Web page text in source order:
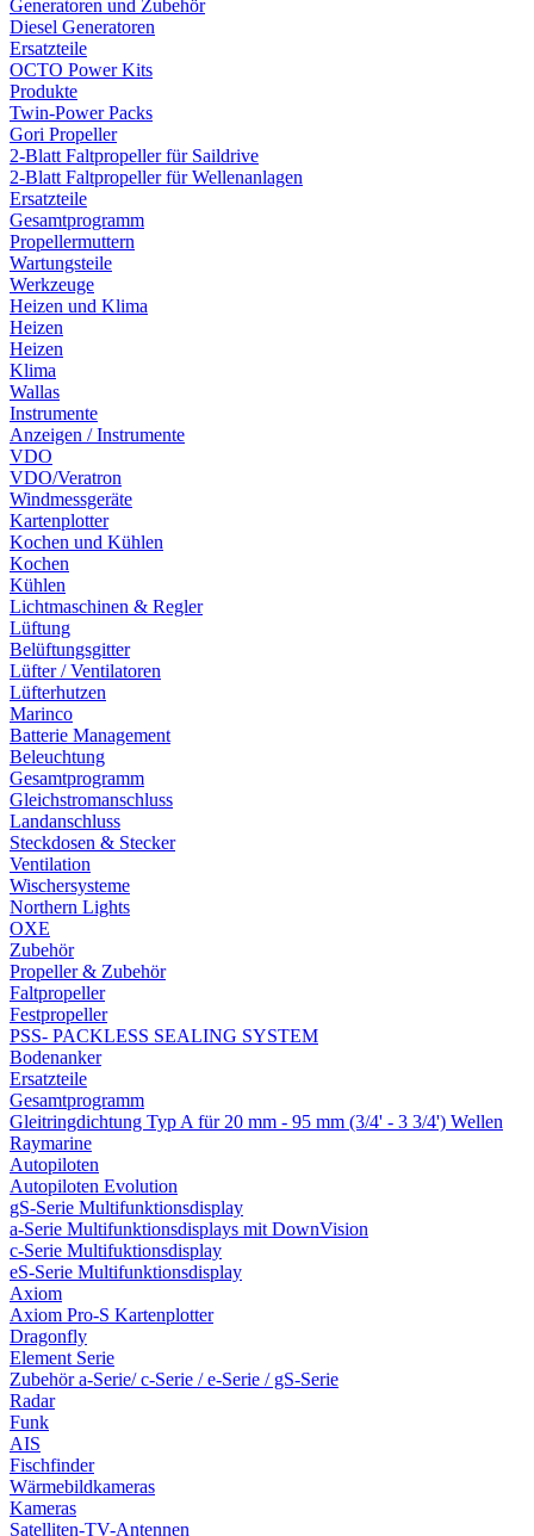
Generatoren und Zubehör
Diesel Generatoren
Ersatzteile
OCTO Power Kits
Produkte
Twin-Power Packs
Gori Propeller
2-Blatt Faltpropeller für Saildrive
2-Blatt Faltpropeller für Wellenanlagen
Ersatzteile
Gesamtprogramm
Propellermuttern
Wartungsteile
Werkzeuge
Heizen und Klima
Heizen
Heizen
Klima
Wallas
Instrumente
Anzeigen / Instrumente
VDO
VDO/Veratron
Windmessgeräte
Kartenplotter
Kochen und Kühlen
Kochen
Kühlen
Lichtmaschinen & Regler
Lüftung
Belüftungsgitter
Lüfter / Ventilatoren
Lüfterhutzen
Marinco
Batterie Management
Beleuchtung
Gesamtprogramm
Gleichstromanschluss
Landanschluss
Steckdosen & Stecker
Ventilation
Wischersysteme
Northern Lights
OXE
Zubehör
Propeller & Zubehör
Faltpropeller
Festpropeller
PSS- PACKLESS SEALING SYSTEM
Bodenanker
Ersatzteile
Gesamtprogramm
Gleitringdichtung Typ A für 20 mm - 95 mm (3/4' - 3 3/4') Wellen
Raymarine
Autopiloten
Autopiloten Evolution
gS-Serie Multifunktionsdisplay
a-Serie Multifunktionsdisplays mit DownVision
c-Serie Multifuktionsdisplay
eS-Serie Multifunktionsdisplay
Axiom
Axiom Pro-S Kartenplotter
Dragonfly
Element Serie
Zubehör a-Serie/ c-Serie / e-Serie / gS-Serie
Radar
Funk
AIS
Fischfinder
Wärmebildkameras
Kameras
Satelliten-TV-Antennen